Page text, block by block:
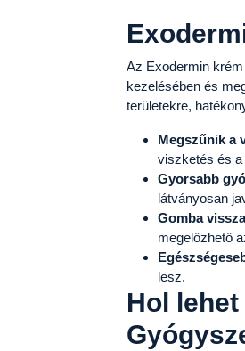
Az Exodermin
kezelésében és
területekre,
Megszűnik a
viszketés és a
Gyorsabb
látványosan
Gomba
megelőzhető
lesz.
Hol